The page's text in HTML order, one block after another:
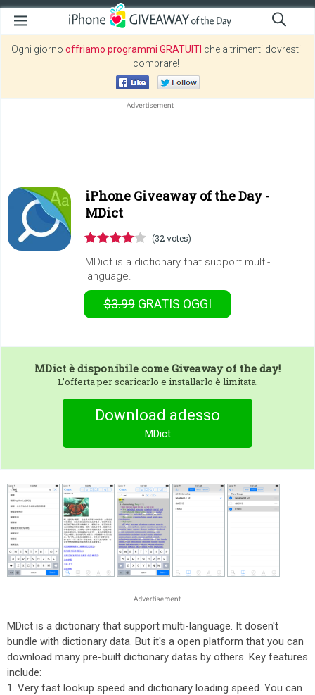
Ogni giorno offriamo programmi GRATUITI che altrimenti dovresti
comprare!
iPhone Giveaway of the Day -
MDict
(32 votes)
MDict is a dictionary that support multi-
language.
$3.99 GRATIS OGGI
MDict è disponibile come Giveaway of the day!
L’offerta per scaricarlo e installarlo è limitata.
Download adesso
MDict
MDict is a dictionary that support multi-language. It dosen't
bundle with dictionary data. But it's a open platform that you can
download many pre-built dictionary datas by others. Key features
include:
1. Very fast lookup speed and dictionary loading speed. You can